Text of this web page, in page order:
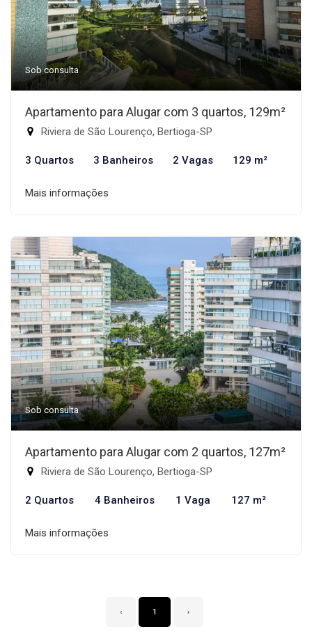
Sob consulta
Apartamento para Alugar com 3 quartos, 129m²
Riviera de São Lourenço, Bertioga-SP
3 Quartos 3 Banheiros 2 Vagas 129 m²
Mais informações
Sob consulta
Apartamento para Alugar com 2 quartos, 127m²
Riviera de São Lourenço, Bertioga-SP
2 Quartos 4 Banheiros 1 Vaga 127 m²
Mais informações
‹ 1 ›